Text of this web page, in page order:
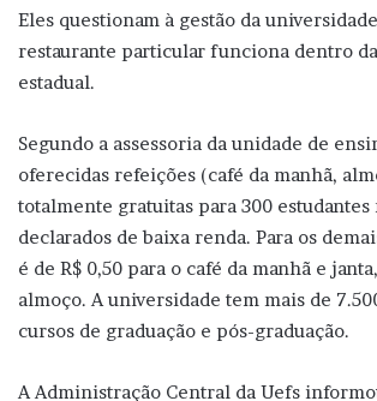
Eles questionam à gestão da
restaurante particular funciona dentro
estadual.
Segundo a assessoria da unidade de
oferecidas refeições (café da manhã,
totalmente gratuitas para 300 estudantes
declarados de baixa renda. Para os
é de R$ 0,50 para o café da manhã e
almoço. A universidade tem mais de
cursos de graduação e pós-graduação.
A Administração Central da Uefs